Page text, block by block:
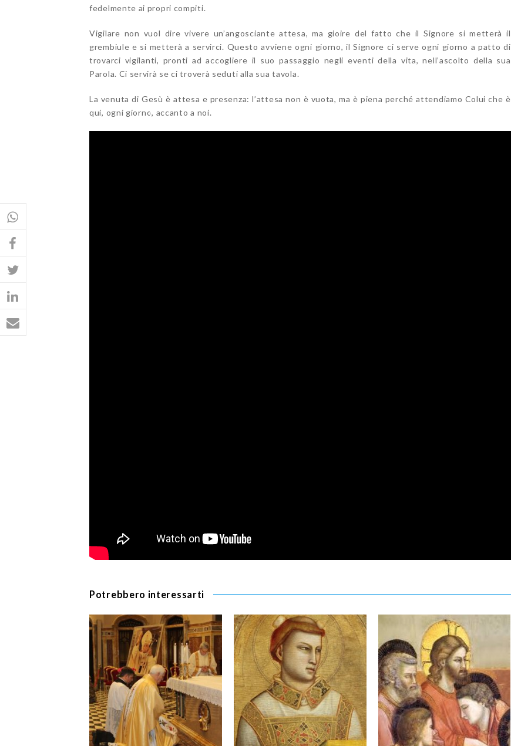
fedelmente ai propri compiti.
Vigilare non vuol dire vivere un’angosciante attesa, ma gioire del fatto che il Signore si metterà il
grembiule e si metterà a servirci. Questo avviene ogni giorno, il Signore ci serve ogni giorno a patto di
trovarci vigilanti, pronti ad accogliere il suo passaggio negli eventi della vita, nell’ascolto della sua
Parola. Ci servirà se ci troverà seduti alla sua tavola.
La venuta di Gesù è attesa e presenza: l’attesa non è vuota, ma è piena perché attendiamo Colui che è
qui, ogni giorno, accanto a noi.
Potrebbero interessarti